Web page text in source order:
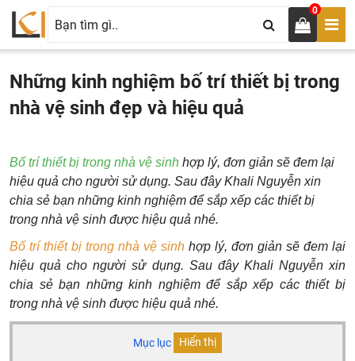
0
Những kinh nghiệm bố trí thiết bị trong
nhà vệ sinh đẹp và hiệu quả
Bố trí thiết bị trong nhà vệ sinh hợp lý, đơn giản sẽ đem lại
hiệu quả cho người sử dụng. Sau đây Khali Nguyễn xin
chia sẻ bạn những kinh nghiệm để sắp xếp các thiết bị
trong nhà vệ sinh được hiệu quả nhé.
Bố trí thiết bị trong nhà vệ sinh hợp lý, đơn giản sẽ đem lại
hiệu quả cho người sử dụng. Sau đây Khali Nguyễn xin
chia sẻ bạn những kinh nghiệm để sắp xếp các thiết bị
trong nhà vệ sinh được hiệu quả nhé.
Mục lục Hiển thị